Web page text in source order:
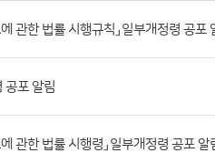
관한 법률 시행규칙」 일부개정령 공포
공포 알림
관한 법률 시행령」 일부개정령 공포 알